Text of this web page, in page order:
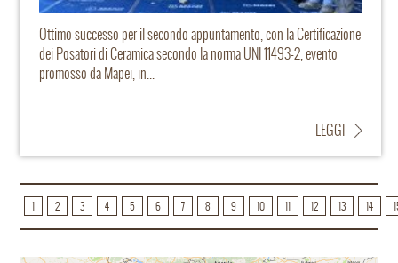
Ottimo successo per il secondo appuntamento, con la Certificazione
dei Posatori di Ceramica secondo la norma UNI 11493-2, evento
promosso da Mapei, in...
LEGGI
1 2 3 4 5 6 7 8 9 10 11 12 13 14